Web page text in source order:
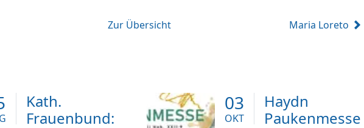
Zur Übersicht Maria Loreto
Kath.
Frauenbund:
03
OKT
Haydn
Paukenmesse